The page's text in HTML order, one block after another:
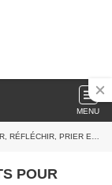
MENU
PRIER ET MIEUX AGIR:
POUR